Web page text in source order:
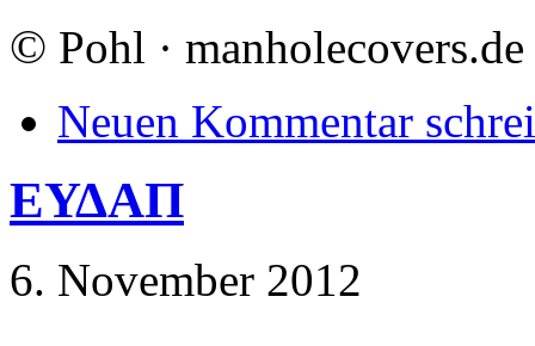
© Pohl · manholecovers.de
Neuen Kommentar
ΕΥΔΑΠ
6. November 2012